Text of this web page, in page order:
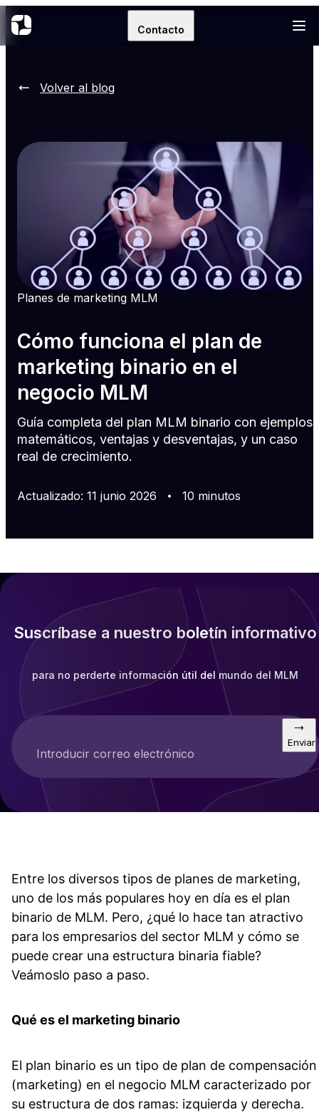
Contacto
Volver al blog
Planes de marketing MLM
Cómo funciona el plan de
marketing binario en el
negocio MLM
Guía completa del plan MLM binario con ejemplos
matemáticos, ventajas y desventajas, y un caso
real de crecimiento.
Actualizado: 11 junio 2026 10 minutos
Suscríbase a nuestro boletín informativo
para no perderte información útil del mundo del MLM
Introducir correo electrónico
Enviar
Entre los diversos tipos de planes de marketing,
uno de los más populares hoy en día es el plan
binario de MLM. Pero, ¿qué lo hace tan atractivo
para los empresarios del sector MLM y cómo se
puede crear una estructura binaria fiable?
Veámoslo paso a paso.
Qué es el marketing binario
El plan binario es un tipo de plan de compensación
(marketing) en el negocio MLM caracterizado por
su estructura de dos ramas: izquierda y derecha.